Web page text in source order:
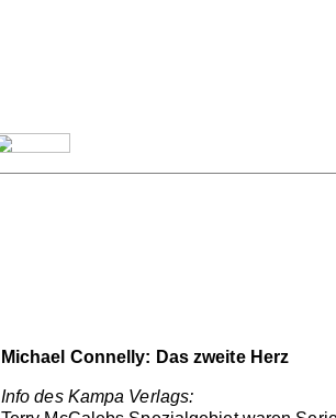
Michael Connelly: Das zweite Herz
Info des Kampa Verlags: